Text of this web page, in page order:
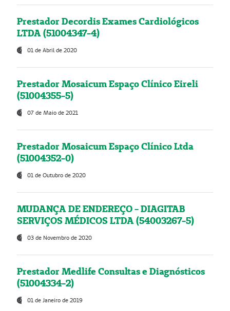
Prestador Decordis Exames Cardiológicos
LTDA (51004347-4)
01 de Abril de 2020
Prestador Mosaicum Espaço Clínico Eireli
(51004355-5)
07 de Maio de 2021
Prestador Mosaicum Espaço Clínico Ltda
(51004352-0)
01 de Outubro de 2020
MUDANÇA DE ENDEREÇO - DIAGITAB
SERVIÇOS MÉDICOS LTDA (54003267-5)
03 de Novembro de 2020
Prestador Medlife Consultas e Diagnósticos
(51004334-2)
01 de Janeiro de 2019